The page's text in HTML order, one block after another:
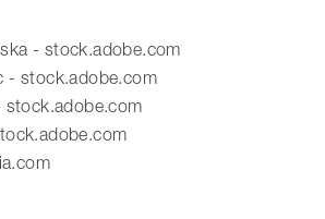
- stock.adobe.com
- stock.adobe.com